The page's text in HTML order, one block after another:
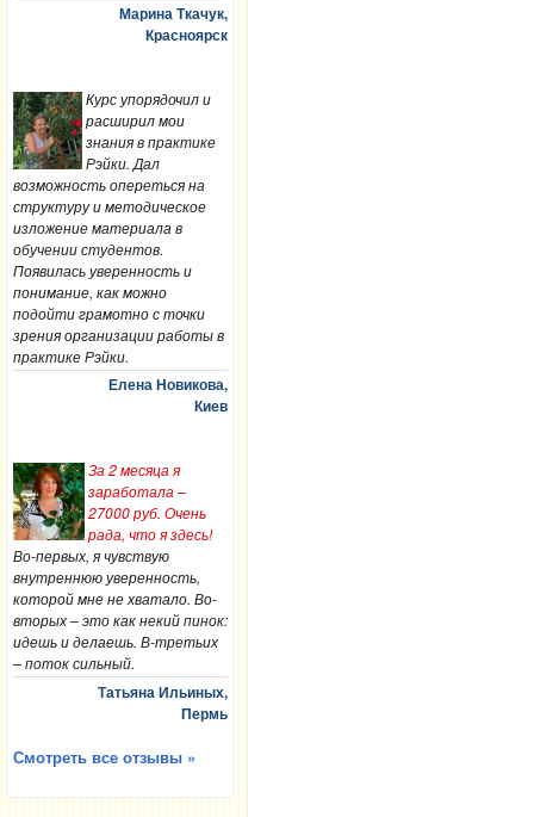
Марина Ткачук,
Красноярск
Курс упорядочил и
расширил мои
знания в практике
Рэйки. Дал
возможность опереться на
структуру и методическое
изложение материала в
обучении студентов.
Появилась уверенность и
понимание, как можно
подойти грамотно с точки
зрения организации работы в
практике Рэйки.
Елена Новикова,
Киев
За 2 месяца я
заработала –
27000 руб. Очень
рада, что я здесь!
Во-первых, я чувствую
внутреннюю уверенность,
которой мне не хватало. Во-
вторых – это как некий пинок:
идешь и делаешь. В-третьих
– поток сильный.
Татьяна Ильиных,
Пермь
Смотреть все отзывы »